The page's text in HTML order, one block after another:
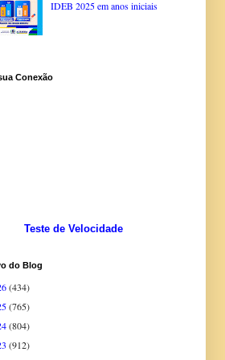
IDEB 2025 em anos iniciais
Conexão
Teste de Velocidade
do Blog
(434)
(765)
(804)
(912)